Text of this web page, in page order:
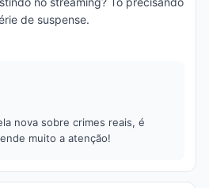
de suspense.
nova sobre crimes reais, é
muito a atenção!